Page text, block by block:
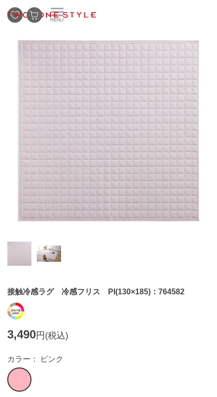
接触冷感ラグ 冷感フリス PI(130×185)：764582
3,490円(税込)
カラー： ピンク